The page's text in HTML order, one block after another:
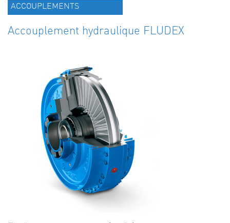
ACCOUPLEMENTS
Accouplement hydraulique FLUDEX